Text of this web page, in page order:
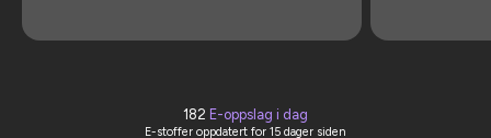
182 E-oppslag i dag
E-stoffer oppdatert for 15 dager siden